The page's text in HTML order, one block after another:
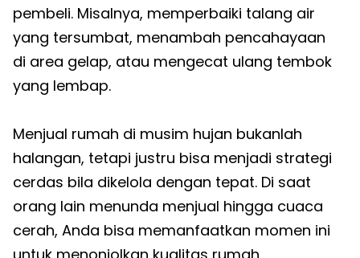
pembeli. Misalnya, memperbaiki talang air
yang tersumbat, menambah pencahayaan
di area gelap, atau mengecat ulang tembok
yang lembap.
Menjual rumah di musim hujan bukanlah
halangan, tetapi justru bisa menjadi strategi
cerdas bila dikelola dengan tepat. Di saat
orang lain menunda menjual hingga cuaca
cerah, Anda bisa memanfaatkan momen ini